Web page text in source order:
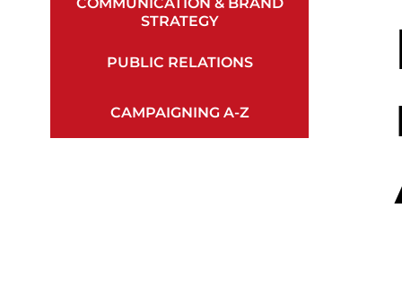
STRATEGY
PUBLIC RELATIONS
CAMPAIGNING A-Z